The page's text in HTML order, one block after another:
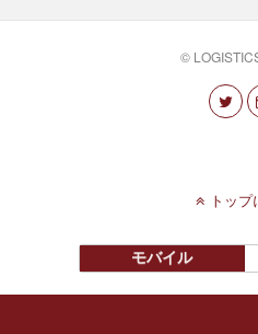
©
トッ
モバイル